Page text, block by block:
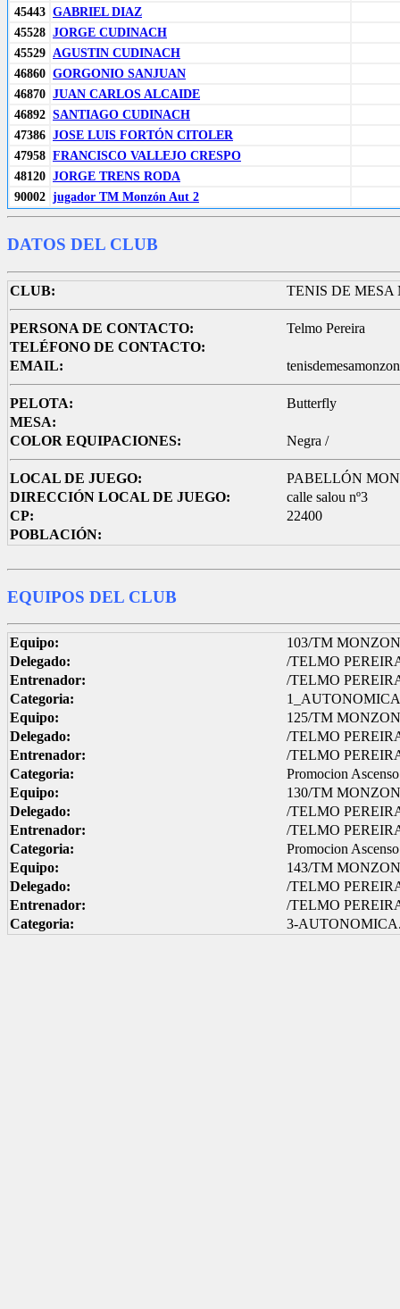
45443 GABRIEL DIAZ
45528 JORGE CUDINACH
45529 AGUSTIN CUDINACH
46860 GORGONIO SANJUAN
46870 JUAN CARLOS ALCAIDE
46892 SANTIAGO CUDINACH
47386 JOSE LUIS FORTÓN CITOLER
47958 FRANCISCO VALLEJO CRESPO
48120 JORGE TRENS RODA
90002 jugador TM Monzón Aut 2
DATOS DEL CLUB
CLUB: TENIS DE MESA
PERSONA DE CONTACTO:
Telmo Pereira
TELÉFONO DE CONTACTO:
EMAIL:
PELOTA:
Butterfly
MESA:
COLOR EQUIPACIONES:
Negra /
LOCAL DE JUEGO:
PABELLÓN
DIRECCIÓN LOCAL DE JUEGO:
calle salou nº3
CP:
22400
POBLACIÓN:
EQUIPOS DEL CLUB
Equipo:
103/TM MONZON
Delegado:
/TELMO
Entrenador:
/TELMO
Categoria:
1_AUTONOMICA
Equipo:
125/TM
Delegado:
/TELMO
Entrenador:
/TELMO
Categoria:
Promocion
Equipo:
130/TM
Delegado:
/TELMO
Entrenador:
/TELMO
Categoria:
Promocion
Equipo:
143/TM
Delegado:
/TELMO
Entrenador:
/TELMO
Categoria:
3-